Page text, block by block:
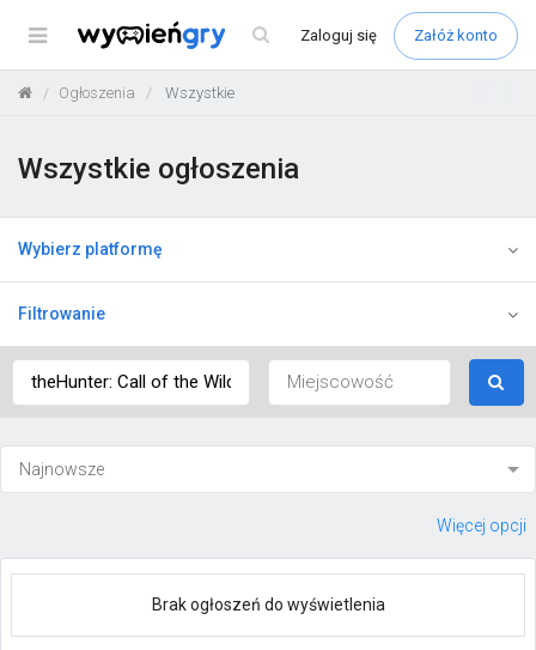
Menu Zaloguj się Załóż konto
Ogłoszenia Wszystkie
Wszystkie ogłoszenia
Wybierz platformę
Filtrowanie
Więcej opcji
Brak ogłoszeń do wyświetlenia